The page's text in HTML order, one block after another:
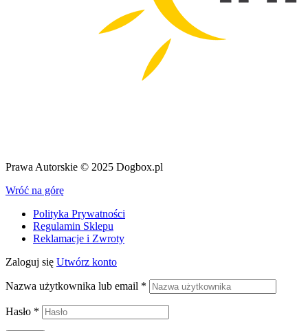
Prawa Autorskie © 2025 Dogbox.pl
Wróć na górę
Polityka Prywatności
Regulamin Sklepu
Reklamacje i Zwroty
Zaloguj się Utwórz konto
Nazwa użytkownika lub email *
Hasło *